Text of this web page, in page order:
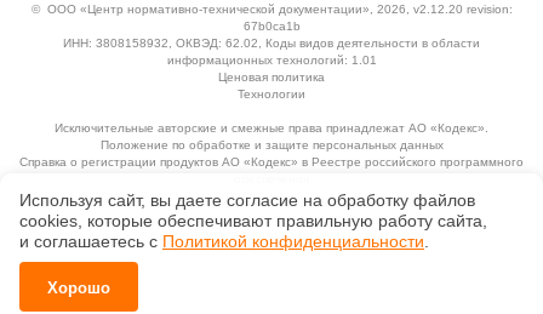
© ООО «Центр нормативно-технической документации» , 2026, v2.12.20 revision:
67b0ca1b
ИНН: 3808158932, ОКВЭД: 62.02, Коды видов деятельности в области
информационных технологий: 1.01
Ценовая политика
Технологии
Исключительные авторские и смежные права принадлежат АО «Кодекс».
Положение по обработке и защите персональных данных
Справка о регистрации продуктов АО «Кодекс» в Реестре российского программного
Используя сайт, вы даете согласие на обработку файлов
сооkiеs, которые обеспечивают правильную работу сайта,
и соглашаетесь с Политикой конфиденциальности.
Хорошо